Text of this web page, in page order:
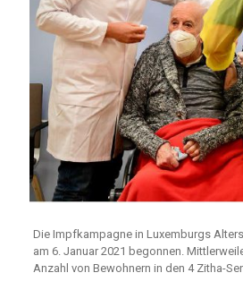
Die Impfkampagne in Luxemburgs
am 6. Januar 2021 begonnen.
Anzahl von Bewohnern in den 4 Zitha-